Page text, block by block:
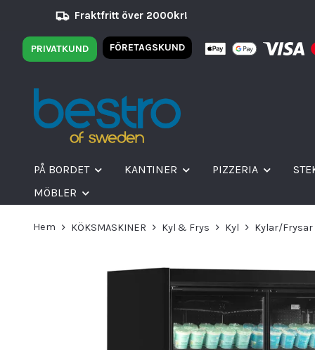
Fraktfritt över 2000kr!
PRIVATKUND FÖRETAGSKUND
PÅ BORDET KANTINER PIZZERIA
MÖBLER
Hem KÖKSMASKINER Kyl & Frys Kyl Kylar/